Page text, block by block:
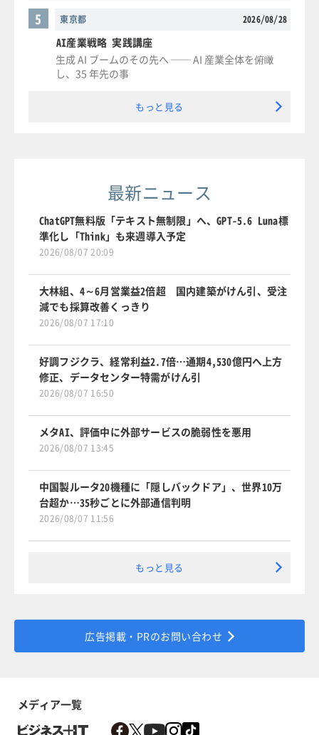
東京都 2026/08/28
5
AI産業戦略 実践講座
生成 AI ブームのその先へ ── AI 産業全体を俯瞰
し、35 年先の事
もっと見る
最新ニュース
ChatGPT無料版「テキスト無制限」へ、GPT-5.6 Luna標
準化し「Think」も来週導入予定
2026/08/07 20:09
大林組、4～6月営業益2倍超 国内建築がけん引、受注
減でも採算改善くっきり
2026/08/07 17:10
好調フジクラ、経常利益2.7倍…通期4,530億円へ上方
修正、データセンター特需がけん引
2026/08/07 16:50
メタAI、評価中に外部サービスの脆弱性を悪用
2026/08/07 13:45
中国製ルータ20機種に「隠しバックドア」、世界10万
台超か…35秒ごとに外部通信判明
2026/08/07 11:56
もっと見る
広告掲載・PRのお問い合わせ
メディア一覧